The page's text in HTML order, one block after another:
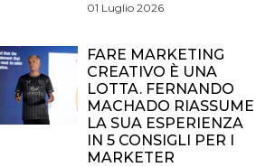
01 Luglio 2026
FARE MARKETING
CREATIVO È UNA
LOTTA. FERNANDO
MACHADO RIASSUME
LA SUA ESPERIENZA
IN 5 CONSIGLI PER I
MARKETER